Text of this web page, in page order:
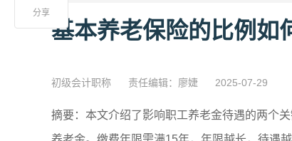
基本养老保险的比例如
初级会计职称 责任编辑：廖婕 2025-07-29
摘要：本文介绍了影响职工养老金待遇的两个
分享